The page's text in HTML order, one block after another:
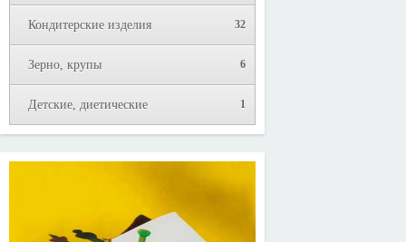
Кондитерские изделия 32
Зерно, крупы 6
Детские, диетические 1